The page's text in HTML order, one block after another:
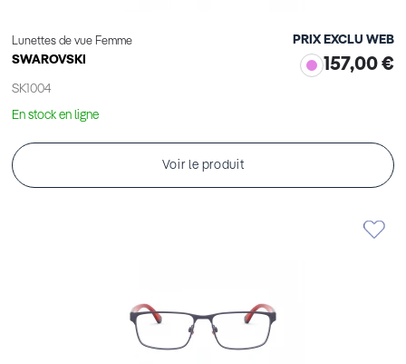
Lunettes de vue Femme
SWAROVSKI
SK1004
PRIX EXCLU WEB
157,00 €
En stock en ligne
Voir le produit